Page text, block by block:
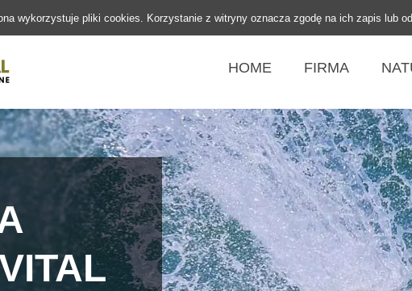
wykorzystuje pliki cookies. Korzystanie z witryny oznacza zgodę na ich zapis lub
HOME FIRMA